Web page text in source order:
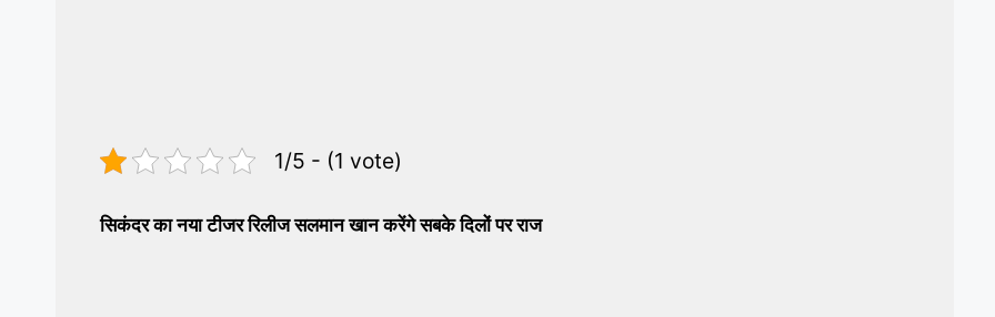
1/5 - (1 vote)
सिकंदर का नया टीजर रिलीज सलमान खान करेंगे सबके दिलों पर राज